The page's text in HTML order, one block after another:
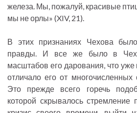
железа. Мы, пожалуй, красивые
мы не орлы» (XIV, 21).
В этих признаниях Чехова
правды. И все же было в
масштабов его дарования, что
отличало его от многочисленных
Это прежде всего горечь
которой скрывалось стремление